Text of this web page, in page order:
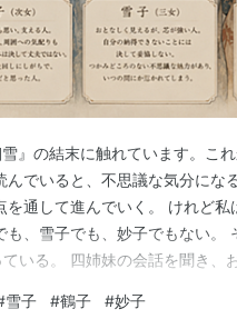
』の結末に触れています。こ
でいると、不思議な気分にな
通して進んでいく。 けれど私
、雪子でも、妙子でもない。
いる。 四姉妹の会話を聞き、
妹になっていたのだと思う。
雪子 #鶴子 #妙子